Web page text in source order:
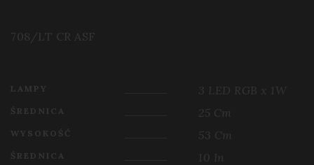
708/LT CR ASF
LAMPY 3 LED RGB x 1W
ŚREDNICA 25 Cm
WYSOKOŚĆ 53 Cm
ŚREDNICA 10 In